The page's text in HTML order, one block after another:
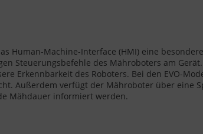
Human-Machine-Interface (HMI) eine
Steuerungsbefehle des Mähroboters am
Erkennbarkeit des Roboters. Bei den EVO-
Außerdem verfügt der Mähroboter über eine
Mähdauer informiert werden.